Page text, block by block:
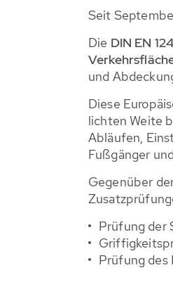
Seit
Die DIN EN
und
Diese
lichten Weite
Abläufen,
Fußgänger
Gegenüber
Prüfung der
Prüfung des